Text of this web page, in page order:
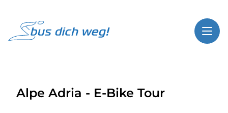
Highlights
Alpe Adria - E-Bike Tour